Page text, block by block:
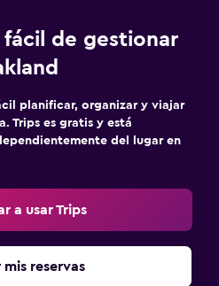
fácil de gestionar
planificar, organizar y viajar
Trips es gratis y está
del lugar en
a usar Trips
mis reservas